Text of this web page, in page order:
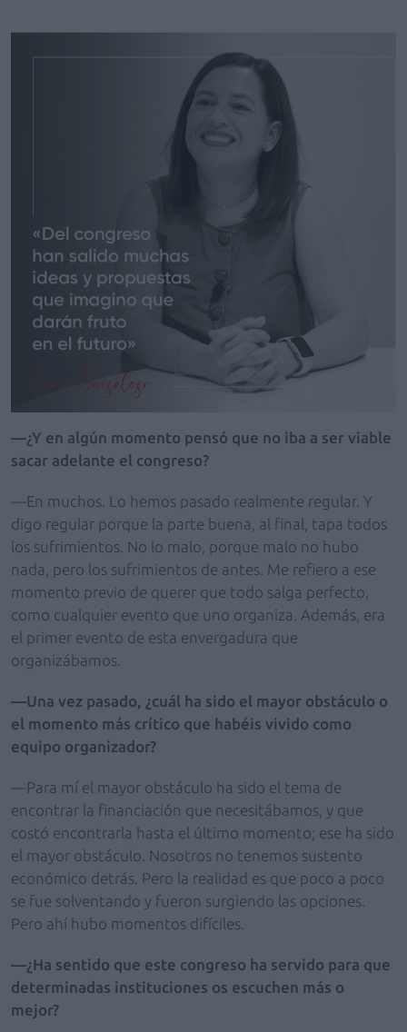
—¿Y en algún momento pensó que no iba a ser viable
sacar adelante el congreso?
—En muchos. Lo hemos pasado realmente regular. Y
digo regular porque la parte buena, al final, tapa todos
los sufrimientos. No lo malo, porque malo no hubo
nada, pero los sufrimientos de antes. Me refiero a ese
momento previo de querer que todo salga perfecto,
como cualquier evento que uno organiza. Además, era
el primer evento de esta envergadura que
organizábamos.
—Una vez pasado, ¿cuál ha sido el mayor obstáculo o
el momento más crítico que habéis vivido como
equipo organizador?
—Para mí el mayor obstáculo ha sido el tema de
encontrar la financiación que necesitábamos, y que
costó encontrarla hasta el último momento; ese ha sido
el mayor obstáculo. Nosotros no tenemos sustento
económico detrás. Pero la realidad es que poco a poco
se fue solventando y fueron surgiendo las opciones.
Pero ahí hubo momentos difíciles.
—¿Ha sentido que este congreso ha servido para que
determinadas instituciones os escuchen más o
mejor?